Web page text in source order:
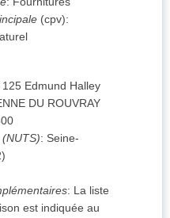
(cpv):
125 Edmund Halley
DU ROUVRAY
: Seine-
)
: La liste
est indiquée au